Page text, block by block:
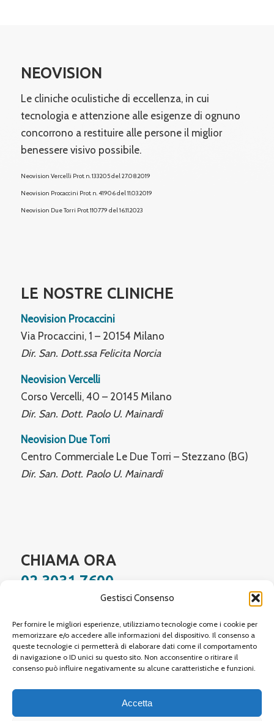
Gestisci Consenso
Per fornire le migliori esperienze, utilizziamo tecnologie come i cookie per
memorizzare e/o accedere alle informazioni del dispositivo. Il consenso a
queste tecnologie ci permetterà di elaborare dati come il comportamento
di navigazione o ID unici su questo sito. Non acconsentire o ritirare il
consenso può influire negativamente su alcune caratteristiche e funzioni.
Accetta
NEOVISION
Le cliniche oculistiche di eccellenza, in cui
tecnologia e attenzione alle esigenze di ognuno
concorrono a restituire alle persone il miglior
benessere visivo possibile.
Neovision Vercelli Prot. n. 133205 del 27.08.2019
Neovision Procaccini Prot. n. 41906 del 11.03.2019
Neovision Due Torri Prot. 110779 del 16.11.2023
LE NOSTRE CLINICHE
Neovision Procaccini
Via Procaccini, 1 – 20154 Milano
Dir. San. Dott.ssa Felicita Norcia
Neovision Vercelli
Corso Vercelli, 40 – 20145 Milano
Dir. San. Dott. Paolo U. Mainardi
Neovision Due Torri
Centro Commerciale Le Due Torri – Stezzano (BG)
Dir. San. Dott. Paolo U. Mainardi
CHIAMA ORA
02 3031 7600
Site protected by reCAPTCHA,Google Privacy Policy Terms of Service apply.